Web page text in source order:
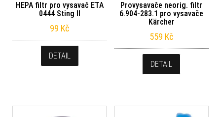
HEPA filtr pro vysavač ETA
0444 Sting II
99 Kč
DETAIL
Provysavače neorig. filtr
6.904-283.1 pro vysavače
Kärcher
559 Kč
DETAIL